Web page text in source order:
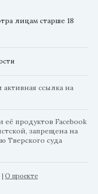
лицам старше 18
ссылка на
продуктов Facebook
запрещена на
Тверского суда
| О проекте